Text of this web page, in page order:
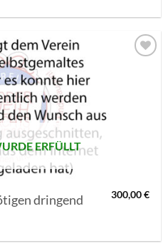
ERFÜLLT
dringend
300,00€